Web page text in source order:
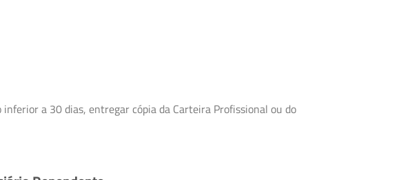
a 30 dias, entregar cópia da Carteira Profissional ou do